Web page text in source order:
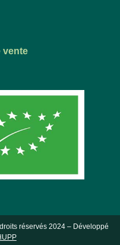
vente
réservés 2024 – Développé